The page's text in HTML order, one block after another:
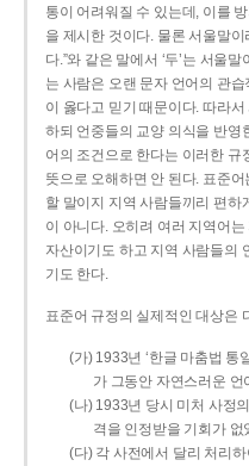
통이 어려워질 수 있는데, 이를
을 제시한 것이다. 물론 서울말
다.”와 같은 말에서 ‘두’는 서울
는 사람은 오랜 문자 언어의 관습
이 옳다고 믿기 때문이다. 따라
하되 언중들의 교양 의식을 반영
어의 조건으로 한다는 이러한 규
뜻으로 오해하면 안 된다. 표준
할 말이지 지역 사람들끼리 편하
이 아니다. 오히려 여러 지역어
자산이기도 하고 지역 사람들의
기도 한다.
표준어 규정의 실제적인 대상은
(가) 1933년 ‘한글 마춤법 통
가 그동안 자연스러운
(나) 1933년 당시 미처 사정
격을 인정받을 기회가 없
(다) 각 사전에서 달리 처리